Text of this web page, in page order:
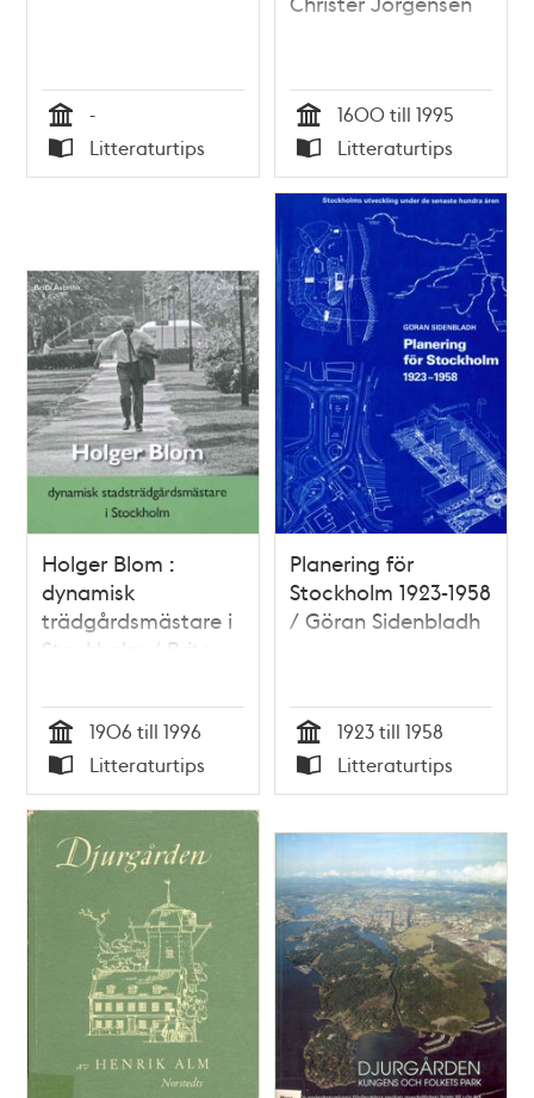
Tid
-
Typ
Litteraturtips Tid
1600 till 1995
Typ
Litteraturtips
Holger Blom :
dynamisk
trädgårdsmästare i
Stockholm / Brita
Tid
1906 till 1996
Typ
Litteraturtips
Planering för
Stockholm 1923-1958
/ Göran Sidenbladh
Tid
1923 till 1958
Typ
Litteraturtips